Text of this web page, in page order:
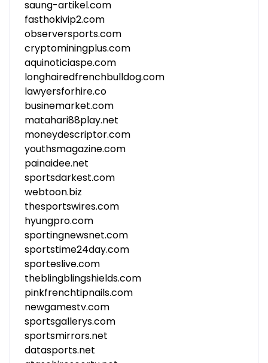
saung-artikel.com
fasthokivip2.com
observersports.com
cryptominingplus.com
aquinoticiaspe.com
longhairedfrenchbulldog.com
lawyersforhire.co
businemarket.com
matahari88play.net
moneydescriptor.com
youthsmagazine.com
painaidee.net
sportsdarkest.com
webtoon.biz
thesportswires.com
hyungpro.com
sportingnewsnet.com
sportstime24day.com
sporteslive.com
theblingblingshields.com
pinkfrenchtipnails.com
newgamestv.com
sportsgallerys.com
sportsmirrors.net
datasports.net